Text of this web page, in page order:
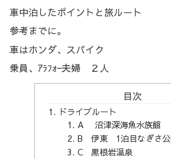
車中泊したポイントと旅ルート
参考までに。
車はホンダ、スパイク
乗員、ｱﾗﾌｫｰ夫婦 ２人
目次
ドライブルート
A 沼津深海魚水族館
B 伊東 1泊目なぎさ公
C 黒根岩温泉